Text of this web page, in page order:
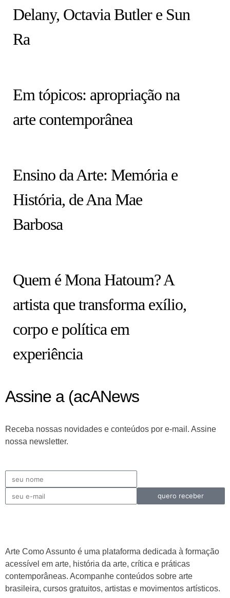
Delany, Octavia Butler e Sun
Ra
Em tópicos: apropriação na
arte contemporânea
Ensino da Arte: Memória e
História, de Ana Mae
Barbosa
Quem é Mona Hatoum? A
artista que transforma exílio,
corpo e política em
experiência
Assine a (acANews
Receba nossas novidades e conteúdos por e-mail. Assine
nossa newsletter.
quero receber
Arte Como Assunto é uma plataforma dedicada à formação
acessível em arte, história da arte, crítica e práticas
contemporâneas. Acompanhe conteúdos sobre arte
brasileira, cursos gratuitos, artistas e movimentos artísticos.